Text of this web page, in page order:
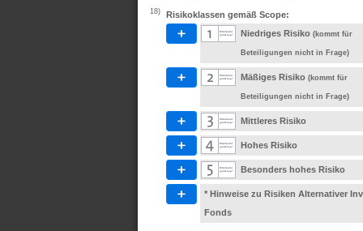
18)
Risikoklassen gemäß Scope:
Niedriges Risiko (kommt für
Beteiligungen nicht in Frage)
Mäßiges Risiko (kommt für
Beteiligungen nicht in Frage)
Mittleres Risiko
Hohes Risiko
Besonders hohes Risiko
* Hinweise zu Risiken Alternativer
Fonds